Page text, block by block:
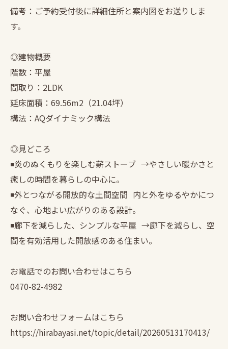
備考：ご予約受付後に詳細住所と案内図をお送りしま
す。
◎建物概要
階数：平屋
間取り：2LDK
延床面積：69.56m2（21.04坪）
構法：AQダイナミック構法
◎見どころ
◾️炎のぬくもりを楽しむ薪ストーブ →やさしい暖かさと
癒しの時間を暮らしの中心に。
◾️外とつながる開放的な土間空間 内と外をゆるやかにつ
なぐ、心地よい広がりのある設計。
◾️廊下を減らした、シンプルな平屋 →廊下を減らし、空
間を有効活用した開放感のある住まい。
お電話でのお問い合わせはこちら
0470-82-4982
お問い合わせフォームはこちら
https://hirabayasi.net/topic/detail/20260513170413/